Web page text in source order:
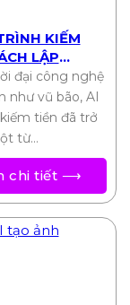
KIẾM
LẬP
BIẾN Ý
THÀNH THU
ĐỘNG
đại công nghệ
như vũ bão, AI
tiền đã trở
từ…
chi tiết ⟶